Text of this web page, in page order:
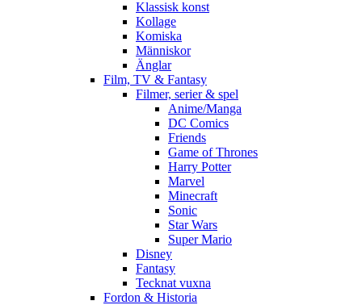
Klassisk konst
Kollage
Komiska
Människor
Änglar
Film, TV & Fantasy
Filmer, serier & spel
Anime/Manga
DC Comics
Friends
Game of Thrones
Harry Potter
Marvel
Minecraft
Sonic
Star Wars
Super Mario
Disney
Fantasy
Tecknat vuxna
Fordon & Historia